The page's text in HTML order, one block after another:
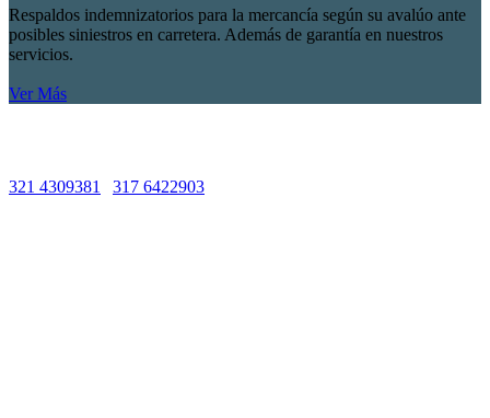
Respaldos indemnizatorios para la mercancía según su avalúo ante
posibles siniestros en carretera. Además de garantía en nuestros
servicios.
Ver Más
321 4309381 317 6422903